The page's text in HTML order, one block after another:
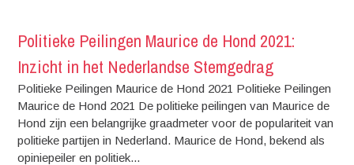
Politieke Peilingen Maurice de Hond 2021:
Inzicht in het Nederlandse Stemgedrag
Politieke Peilingen Maurice de Hond 2021 Politieke Peilingen
Maurice de Hond 2021 De politieke peilingen van Maurice de
Hond zijn een belangrijke graadmeter voor de populariteit van
politieke partijen in Nederland. Maurice de Hond, bekend als
opiniepeiler en politiek...